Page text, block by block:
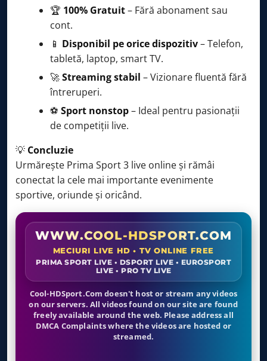
🏆 100% Gratuit– Fără abonament sau
cont.
📱 Disponibil pe orice dispozitiv– Telefon,
tabletă, laptop, smart TV.
🚀Streaming stabil – Vizionare fluentă fără
întreruperi.
⚽ Sport nonstop– Ideal pentru pasionații
de competiții live.
💡 Concluzie
Urmărește Prima Sport 3 live online și rămâi
conectat la cele mai importante evenimente
sportive, oriunde și oricând.
WWW.COOL-HDSPORT.COM
MECIURI LIVE HD • TV ONLINE FREE
PRIMA SPORT LIVE • DSPORT LIVE • EUROSPORT
LIVE • PRO TV LIVE
Cool-HDSport.Com doesn't host or stream any videos
on our servers. All videos found on our site are found
freely available around the web. Please address all
DMCA Complaints where the videos are hosted or
streamed.